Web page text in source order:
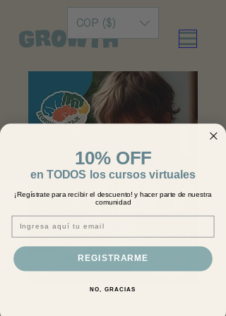
COP ($)
NeuroMap 360
10% OFF
en TODOS los cursos virtuales
¡Regístrate para recibir el descuento! y hacer parte de nuestra
comunidad
Email
REGISTRARME
NO, GRACIAS